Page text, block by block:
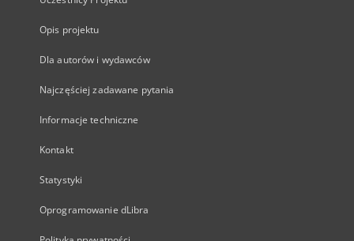
Opis projektu
Dla autorów i wydawców
Najczęściej zadawane pytania
Informacje techniczne
Kontakt
Statystyki
Oprogramowanie dLibra